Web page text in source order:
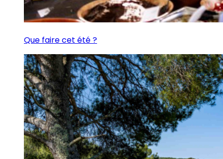
Que faire cet été ?